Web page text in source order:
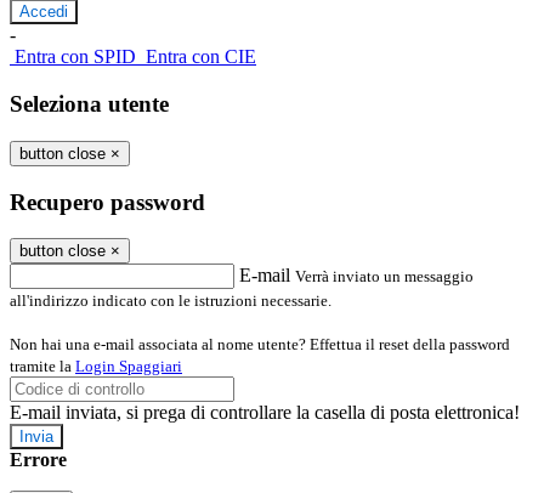
-
Entra con SPID Entra con CIE
Seleziona utente
button close ×
Recupero password
button close ×
E-mail Verrà inviato un messaggio
all'indirizzo indicato con le istruzioni necessarie.
Non hai una e-mail associata al nome utente? Effettua il reset della password
tramite la Login Spaggiari
E-mail inviata, si prega di controllare la casella di posta elettronica!
Errore